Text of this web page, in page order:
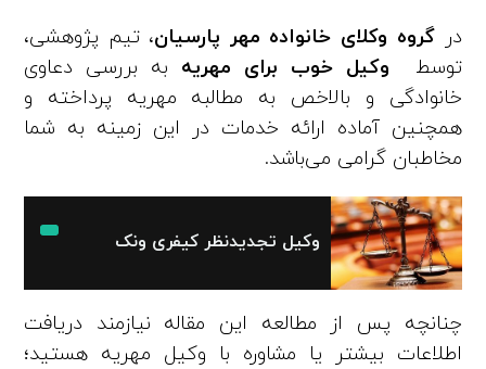
در گروه وکلای خانواده مهر پارسیان، تیم پژوهشی،
توسط
وکیل خوب برای مهریه به بررسی دعاوی
خانوادگی و بالاخص به مطالبه مهریه پرداخته و
همچنین آماده ارائه خدمات در این زمینه به شما
مخاطبان گرامی می‌باشد.
وکیل تجدیدنظر کیفری ونک
چنانچه پس از مطالعه این مقاله نیازمند دریافت
اطلاعات بیشتر یا مشاوره با وکیل مهریه هستید؛